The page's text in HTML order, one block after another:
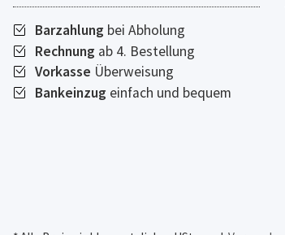
Barzahlung bei Abholung
Rechnung ab 4. Bestellung
Vorkasse Überweisung
Bankeinzug einfach und bequem